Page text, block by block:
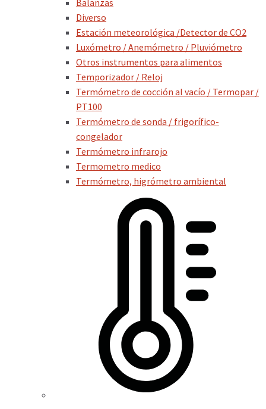
Balanzas
Diverso
Estación meteorológica /Detector de CO2
Luxómetro / Anemómetro / Pluviómetro
Otros instrumentos para alimentos
Temporizador / Reloj
Termómetro de cocción al vacío / Termopar /
PT100
Termómetro de sonda / frigorífico-
congelador
Termómetro infrarojo
Termometro medico
Termómetro, higrómetro ambiental